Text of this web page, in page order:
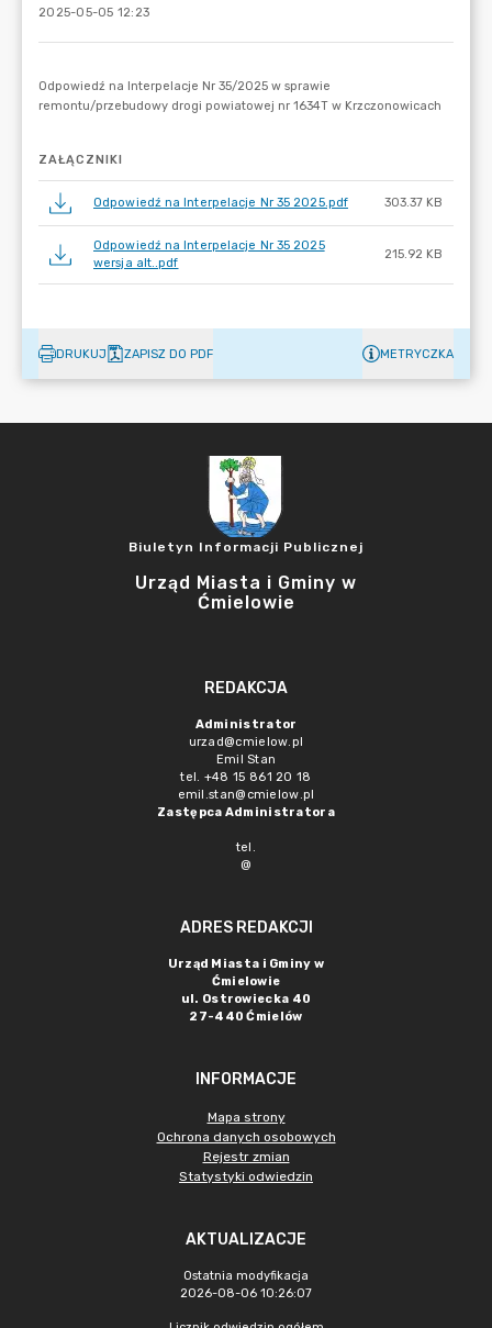
2025-05-05 12:23
ZAŁĄCZNIKI
Odpowiedź na Interpelacje Nr 35 2025.pdf 303.37 KB
Odpowiedź na Interpelacje Nr 35 2025
wersja alt..pdf
215.92 KB
DRUKUJ ZAPISZ DO PDF METRYCZKA
Biuletyn Informacji Publicznej
Urząd Miasta i Gminy w
Ćmielowie
REDAKCJA
Administrator
urzad@cmielow.pl
Emil Stan
tel. +48 15 861 20 18
emil.stan@cmielow.pl
Zastępca Administratora
tel.
@
ADRES REDAKCJI
Urząd Miasta i Gminy w
Ćmielowie
ul. Ostrowiecka 40
27-440 Ćmielów
INFORMACJE
Mapa strony
Ochrona danych osobowych
Rejestr zmian
Statystyki odwiedzin
AKTUALIZACJE
Ostatnia modyfikacja
2026-08-06 10:26:07